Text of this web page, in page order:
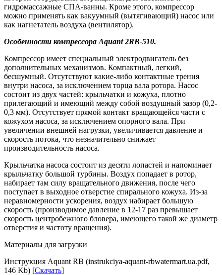
гидромассажные СПА-ванны. Кроме этого, компрессор
можно применять как вакуумный (вытягивающий) насос или
как нагнетатель воздуха (вентилятор).
Особенности компрессора Aquant 2RB-510.
Компрессор имеет специальный электродвигатель без
дополнительных механизмов. Компактный, легкий,
бесшумный. Отсутствуют какие-либо контактные трения
внутри насоса, за исключением торца вала ротора. Насос
состоит из двух частей: крыльчатки и кожуха, плотно
прилегающий и имеющий между собой воздушный зазор (0,2-
0,3 мм). Отсутствует прямой контакт вращающейся части с
кожухом насоса, за исключением опорного вала. При
увеличении внешней нагрузки, увеличивается давление и
скорость потока, что незначительно снижает
производительность насоса.
Крыльчатка насоса состоит из десяти лопастей и напоминает
крыльчатку большой турбины. Воздух попадает в ротор,
набирает там силу вращательного движения, после чего
поступает в выходное отверстие спирального кожуха. Из-за
неравномерности ускорения, воздух набирает большую
скорость (производимое давление в 12-17 раз превышает
скорость центробежного бловера, имеющего такой же диаметр
отверстия и частоту вращения).
Материалы для загрузки
Инструкция Aquant RB (instrukciya-aquant-rbwatermart.ua.pdf,
146 Kb) [Скачать]